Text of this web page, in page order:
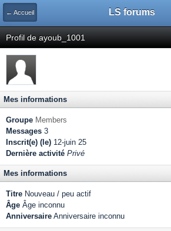
← Accueil LS forums
Profil de ayoub_1001
Mes informations
Groupe Members
Messages 3
Inscrit(e) (le) 12-juin 25
Dernière activité Privé
Mes informations
Titre Nouveau / peu actif
Âge Âge inconnu
Anniversaire Anniversaire inconnu